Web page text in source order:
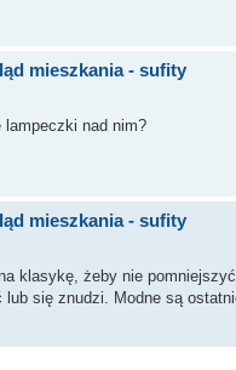
mieszkania - sufity
lampeczki nad nim?
mieszkania - sufity
klasykę, żeby nie
się znudzi. Modne są